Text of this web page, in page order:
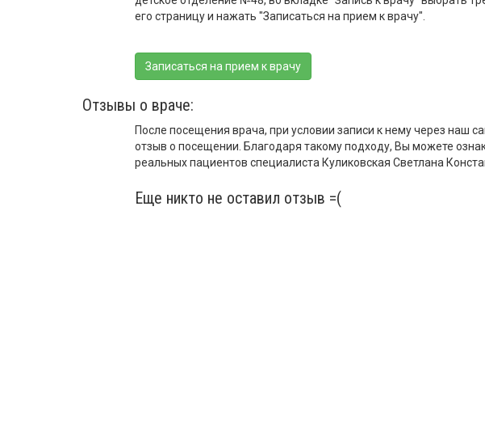
его страницу и нажать "Записаться на прием к врачу".
Записаться на прием к врачу
Отзывы о враче:
После посещения врача, при условии записи к нему через наш
отзыв о посещении. Благодаря такому подходу, Вы можете
реальных пациентов специалиста Куликовская Светлана
Еще никто не оставил отзыв =(